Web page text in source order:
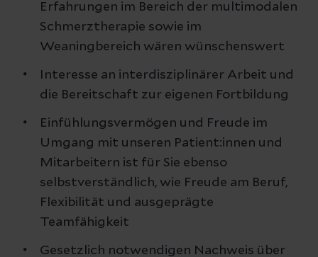
Erfahrungen im Bereich der multimodalen
Schmerztherapie sowie im
Weaningbereich wären wünschenswert
Interesse an interdisziplinärer Arbeit und
die Bereitschaft zur eigenen Fortbildung
Einfühlungsvermögen und Freude im
Umgang mit unseren Patient:innen und
Mitarbeitern ist für Sie ebenso
selbstverständlich, wie Freude am Beruf,
Flexibilität und ausgeprägte
Teamfähigkeit
Gesetzlich notwendigen Nachweis über